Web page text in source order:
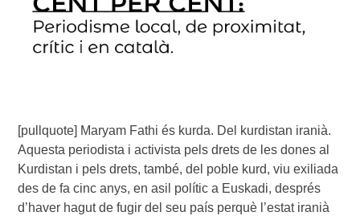
[pullquote] Maryam Fathi és kurda. Del kurdistan iranià.
Aquesta periodista i activista pels drets de les dones al
Kurdistan i pels drets, també, del poble kurd, viu exiliada
des de fa cinc anys, en asil polític a Euskadi, després
d’haver hagut de fugir del seu país perquè l’estat iranià